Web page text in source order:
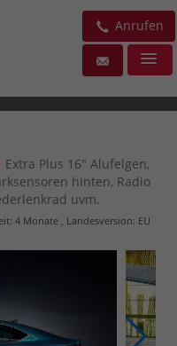
Anrufen
Extra Plus 16" Alufelgen,
hinten, Radio
uvm.
4 Monate , Landesversion: EU